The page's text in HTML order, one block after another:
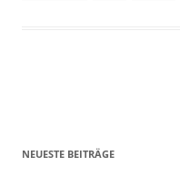
NEUESTE BEITRÄGE